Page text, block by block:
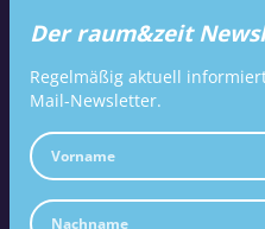
Der raum&zeit
Regelmäßig aktuell
Mail-Newsletter.